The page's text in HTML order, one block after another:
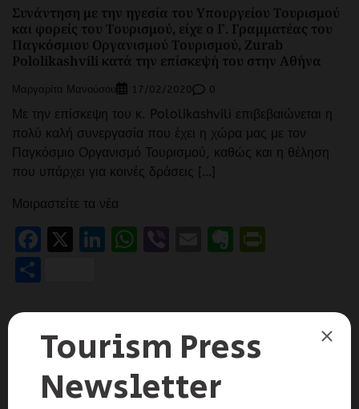
Συνάντηση με την ηγεσία του Υπουργείου Τουρισμού
και φορείς του Τουρισμού, είχε ο Γ. Γραμματέας του
Παγκόσμιου Οργανισμού Τουρισμού, Ζurab
Pololikashvili κατά την επίσκεψή του στην Αθήνα
Μαργαρίτα Μανούσου 17/02/2020 0
Με την επίσκεψη του κ. Pololikashvili επιβεβαιώνεται η
πολύ καλή συνεργασία που έχει η χώρα μας με τον
Παγκόσμιο Οργανισμό Τουρισμού, καθώς και η θέληση
που υπάρχει για κοινές δράσεις […]
Μοιραστείτε τα νέα
Facebook
X LinkedIn
WhatsApp
ViberEmailEvernote
ΕΙΔΉΣΕΙΣ
Αυξημένο το ενδιαφέρον των Βέλγων για ελληνικούς
προορισμούς το 2020 – Ο ΕΟΤ στην 62η Διεθνή